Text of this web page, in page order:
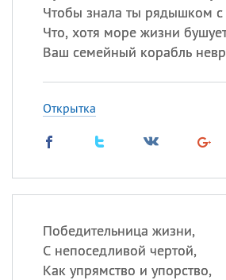
Чтобы знала ты рядышком
Что, хотя море жизни
Ваш семейный корабль
Открытка
Победительница жизни,
С непоседливой чертой,
Как упрямство и упорство,